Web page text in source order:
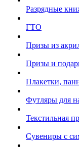
Разрядные
ГТО
Призы из
Призы и
Плакетки,
Футляры для
Текстильная
Сувениры с